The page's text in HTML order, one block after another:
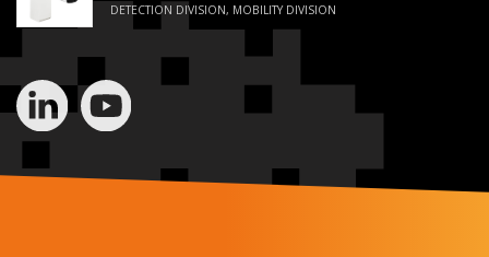
DETECTION DIVISION, MOBILITY DIVISION